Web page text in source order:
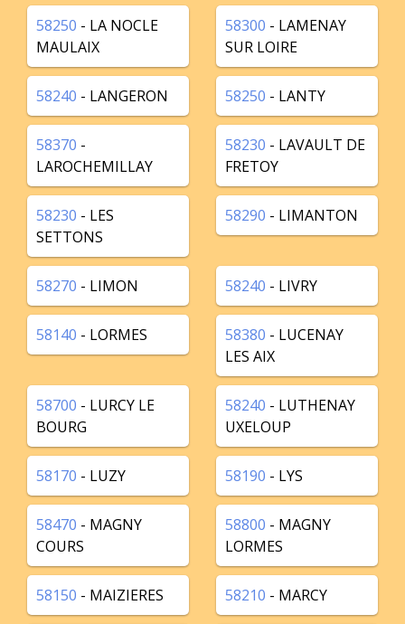
58250 - LA NOCLE
MAULAIX
58300 - LAMENAY
SUR LOIRE
58240 - LANGERON 58250 - LANTY
58370 -
LAROCHEMILLAY
58230 - LAVAULT DE
FRETOY
58230 - LES
SETTONS
58290 - LIMANTON
58270 - LIMON 58240 - LIVRY
58140 - LORMES 58380 - LUCENAY
LES AIX
58700 - LURCY LE
BOURG
58240 - LUTHENAY
UXELOUP
58170 - LUZY 58190 - LYS
58470 - MAGNY
COURS
58800 - MAGNY
LORMES
58150 - MAIZIERES 58210 - MARCY